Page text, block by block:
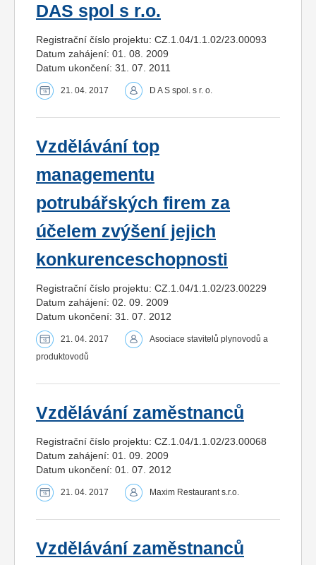
DAS spol s r.o.
Registrační číslo projektu: CZ.1.04/1.1.02/23.00093
Datum zahájení: 01. 08. 2009
Datum ukončení: 31. 07. 2011
21. 04. 2017 D A S spol. s r. o.
Vzdělávání top
managementu
potrubářských firem za
účelem zvýšení jejich
konkurenceschopnosti
Registrační číslo projektu: CZ.1.04/1.1.02/23.00229
Datum zahájení: 02. 09. 2009
Datum ukončení: 31. 07. 2012
21. 04. 2017
Asociace stavitelů plynovodů a
produktovodů
Vzdělávání zaměstnanců
Registrační číslo projektu: CZ.1.04/1.1.02/23.00068
Datum zahájení: 01. 09. 2009
Datum ukončení: 01. 07. 2012
21. 04. 2017 Maxim Restaurant s.r.o.
Vzdělávání zaměstnanců